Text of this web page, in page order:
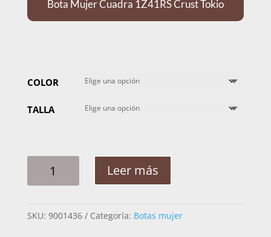
Bota Mujer Cuadra 1Z41RS Crust Tokio
COLOR
TALLA
MUJER
CRUST
Leer más
SKU: 9001436 Categoría: Botas mujer